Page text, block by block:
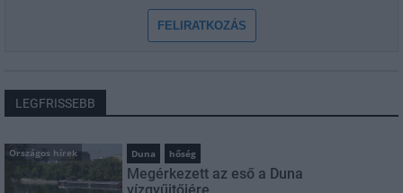
FELIRATKOZÁS
LEGFRISSEBB
Országos hírek Duna hőség
Megérkezett az eső a Duna